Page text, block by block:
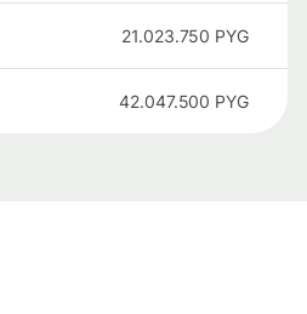
21.023.750 PYG
42.047.500 PYG